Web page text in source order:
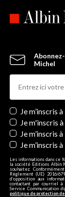
Michel
Newsletters
Je m’inscris
Je m'inscris
Je m’inscris
Je m’inscris
Les informations dans
la société Editions Albin
souhaitez.
Règlement (UE) 2016/
d’opposition aux
contactant par courriel à
Service Communication
politique de protection de